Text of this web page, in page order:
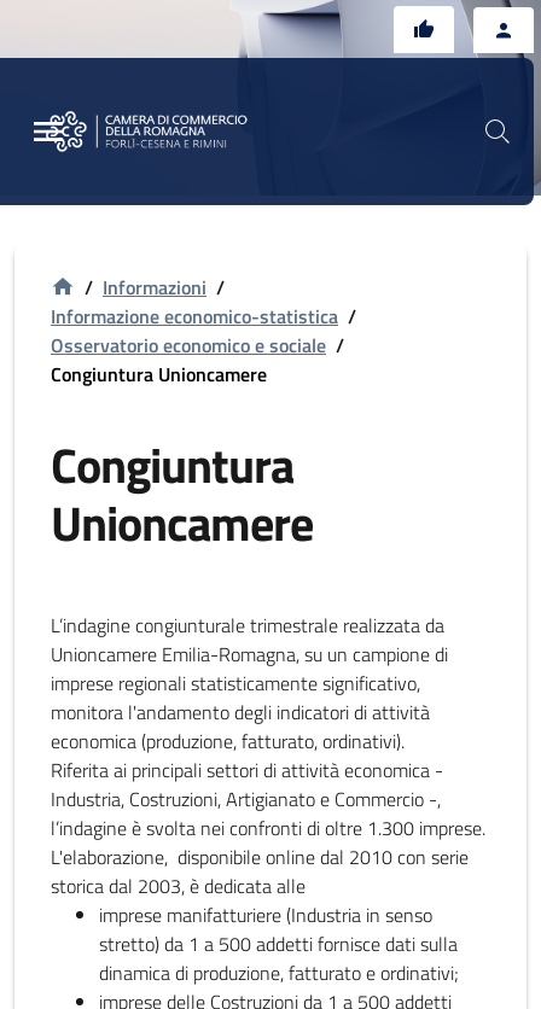
/ Informazioni /
Informazione economico-statistica /
Osservatorio economico e sociale /
Congiuntura Unioncamere
Congiuntura
Unioncamere
L’indagine congiunturale trimestrale realizzata da
Unioncamere Emilia-Romagna, su un campione di
imprese regionali statisticamente significativo,
monitora l'andamento degli indicatori di attività
economica (produzione, fatturato, ordinativi).
Riferita ai principali settori di attività economica -
Industria, Costruzioni, Artigianato e Commercio -,
l’indagine è svolta nei confronti di oltre 1.300 imprese.
L'elaborazione, disponibile online dal 2010 con serie
storica dal 2003, è dedicata alle
imprese manifatturiere (Industria in senso
stretto) da 1 a 500 addetti fornisce dati sulla
dinamica di produzione, fatturato e ordinativi;
imprese delle Costruzioni da 1 a 500 addetti